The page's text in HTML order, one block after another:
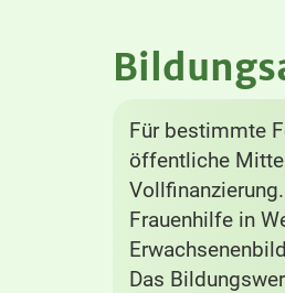
Für bestimmte
öffentliche
Frauenhilfe in
Das